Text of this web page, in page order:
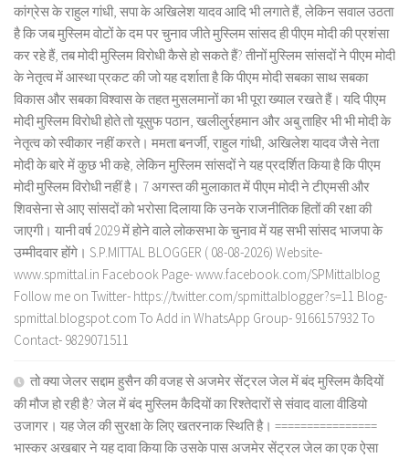
कांग्रेस के राहुल गांधी, सपा के अखिलेश यादव आदि भी लगाते हैं, लेकिन सवाल उठता
है कि जब मुस्लिम वोटों के दम पर चुनाव जीते मुस्लिम सांसद ही पीएम मोदी की प्रशंसा
कर रहे हैं, तब मोदी मुस्लिम विरोधी कैसे हो सकते हैं? तीनों मुस्लिम सांसदों ने पीएम मोदी
के नेतृत्व में आस्था प्रकट की जो यह दर्शाता है कि पीएम मोदी सबका साथ सबका
विकास और सबका विश्वास के तहत मुसलमानों का भी पूरा ख्याल रखते हैं। यदि पीएम
मोदी मुस्लिम विरोधी होते तो यूसुफ पठान, खलीलुर्रहमान और अबु ताहिर भी भी मोदी के
नेतृत्व को स्वीकार नहीं करते। ममता बनर्जी, राहुल गांधी, अखिलेश यादव जैसे नेता
मोदी के बारे में कुछ भी कहे, लेकिन मुस्लिम सांसदों ने यह प्रदर्शित किया है कि पीएम
मोदी मुस्लिम विरोधी नहीं है। 7 अगस्त की मुलाकात में पीएम मोदी ने टीएमसी और
शिवसेना से आए सांसदों को भरोसा दिलाया कि उनके राजनीतिक हितों की रक्षा की
जाएगी। यानी वर्ष 2029 में होने वाले लोकसभा के चुनाव में यह सभी सांसद भाजपा के
उम्मीदवार होंगे। S.P.MITTAL BLOGGER ( 08-08-2026) Website-
www.spmittal.in Facebook Page- www.facebook.com/SPMittalblog
Follow me on Twitter- https://twitter.com/spmittalblogger?s=11 Blog-
spmittal.blogspot.com To Add in WhatsApp Group- 9166157932 To
Contact- 9829071511
तो क्या जेलर सद्दाम हुसैन की वजह से अजमेर सेंट्रल जेल में बंद मुस्लिम कैदियों
की मौज हो रही है? जेल में बंद मुस्लिम कैदियों का रिश्तेदारों से संवाद वाला वीडियो
उजागर। यह जेल की सुरक्षा के लिए खतरनाक स्थिति है। ================
भास्कर अखबार ने यह दावा किया कि उसके पास अजमेर सेंट्रल जेल का एक ऐसा